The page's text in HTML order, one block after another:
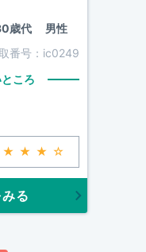
代 男性
番号： ic0249
ころ
る